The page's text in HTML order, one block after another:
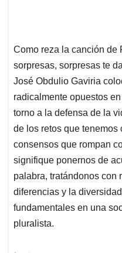
Como reza la canción de
sorpresas, sorpresas te
José Obdulio Gaviria
radicalmente opuestos
torno a la defensa de la
de los retos que
consensos que rompan
signifique ponernos de
palabra, tratándonos con
diferencias y la
fundamentales en una
pluralista.